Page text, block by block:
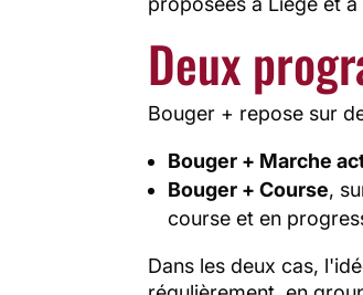
Deux
Bouger + repose sur
Bouger + Marche
Bouger + Course,
course et en
Dans les deux cas,